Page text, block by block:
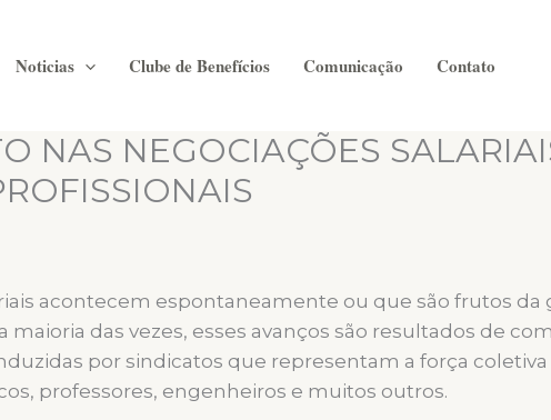
Noticias Clube de Benefícios Comunicação Contato
NAS NEGOCIAÇÕES
acontecem espontaneamente ou que são frutos da
das vezes, esses avanços são resultados de
por sindicatos que representam a força
professores, engenheiros e muitos outros.